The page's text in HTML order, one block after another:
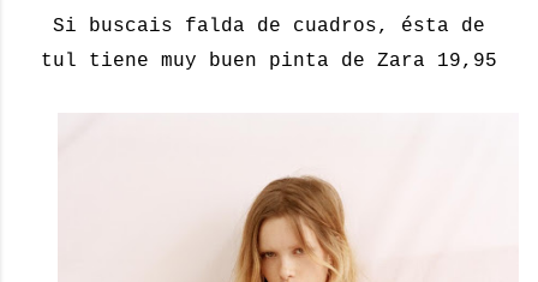
Si buscais falda de cuadros, ésta de
tul tiene muy buen pinta de Zara 19,95